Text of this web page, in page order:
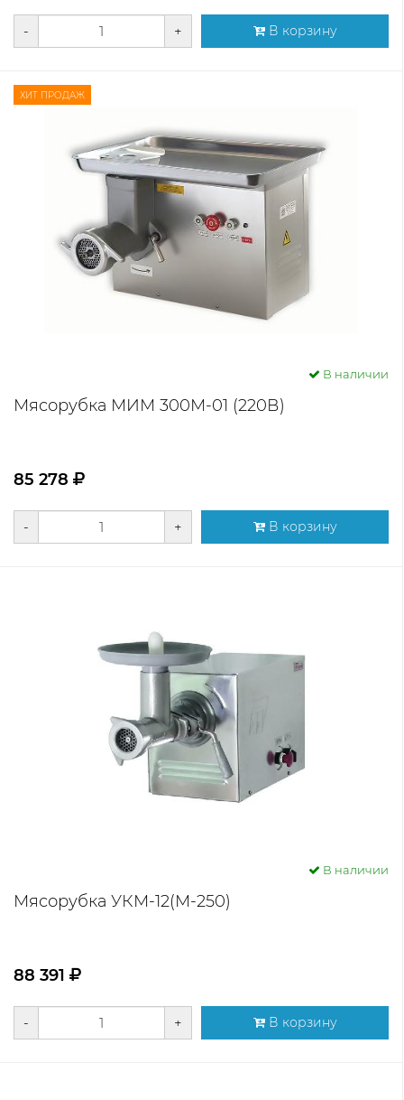
- + В корзину
ХИТ ПРОДАЖ
В наличии
Мясорубка МИМ 300М-01 (220В)
85 278
- + В корзину
В наличии
Мясорубка УКМ-12(М-250)
88 391
- + В корзину